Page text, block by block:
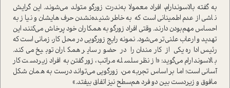
به گفته بالاسوندارام، افراد معمولا به‌ندرت زورگو متولد می‌شوند. این گرایش
ناشی از عدم‌اطمینانی است که به‌خاطر شنیده‌نشدن حرف‌هایشان و نیاز به
احساس مهم‌بودن دارند. وقتی افراد زورگو به همکاران خود پرخاش می‌کنند، این
تهدید و ارعاب علنی‌تر می‌شود. نمونه رایج زورگویی در محل کار، زمانی است که
رئیس اداره یکی از کارمندان را در حضور سایر همکاران توبیخ می‌کند.
بالاسوندارام می‌گوید: «از نظر سلسله مراتب، زور‌گفتن به افراد زیردست کار
آسانی است؛ اما بر اساس تجربه من، زورگویی می‌تواند درست به همان شکل
مافوق و زیردست بین دو فرد هم‌سطح نیز اتفاق بیفتد.»